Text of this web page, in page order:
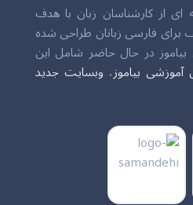
از کارشناسان زبان با هدف
فارسی زبانان طراحی شده
در حال حاضر شامل این
بیاموز، وبسایت جدید